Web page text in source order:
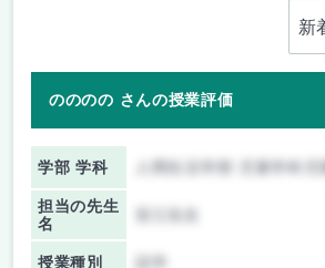
のののの さんの授業評価
学部 学科
担当の先生
名
授業種別